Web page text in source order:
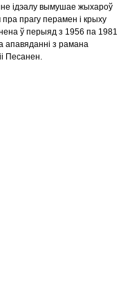
ідэалу вымушае жыхароў
прагу перамен і крыху
ў перыяд з 1956 па 1981
з рамана
Песанен.